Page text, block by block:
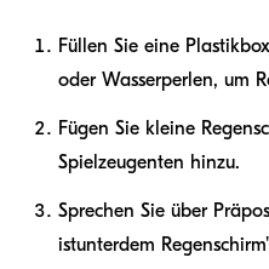
Füllen Sie eine
oder Wasserperlen, um
Fügen Sie kleine
Spielzeugenten hinzu.
Sprechen Sie über
istunterdem